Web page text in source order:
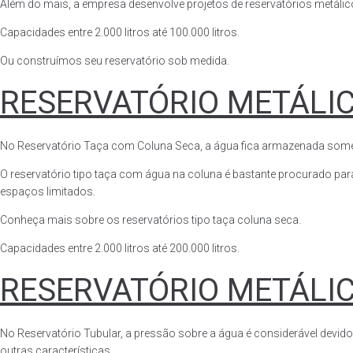
Além do mais, a empresa desenvolve projetos de reservatórios
Capacidades entre 2.000 litros até 100.000 litros.
Ou construímos seu reservatório sob medida.
RESERVATÓRIO
No Reservatório Taça com Coluna Seca, a água fica armazenada
O reservatório tipo taça com água na coluna é bastante procurado
espaços limitados.
Conheça mais sobre os reservatórios tipo taça coluna seca.
Capacidades entre 2.000 litros até 200.000 litros.
RESERVATÓRIO
No Reservatório Tubular, a pressão sobre a água é considerável